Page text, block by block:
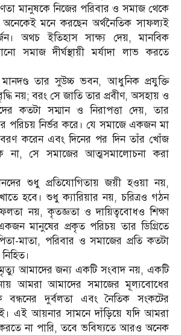
মানুষকে নিজের পরিবার ও সমাজ থেকে
অনেকেই মনে করছেন অর্থনৈতিক সাফল্যই
অথচ ইতিহাস সাক্ষ্য দেয়, মানবিক
সমাজ দীর্ঘস্থায়ী মর্যাদা লাভ করতে
তার সুউচ্চ ভবন, আধুনিক প্রযুক্তি
নয়; বরং সে জাতি তার প্রবীণ, অসহায় ও
কতটা সম্মান ও নিরাপত্তা দেয়, তার
পরিচয় নির্ভর করে। যে সমাজে একজন মা
করেন এবং দিনের পর দিন তাঁর খোঁজ
না, সে সমাজের আত্মসমালোচনা করা
শুধু প্রতিযোগিতায় জয়ী হওয়া নয়,
হবে। শুধু ক্যারিয়ার নয়, চরিত্রও গঠন
নয়, কৃতজ্ঞতা ও দায়িত্ববোধও শিক্ষা
মানুষের প্রকৃত পরিচয় তার ডিগ্রিতে
মাতা, পরিবার ও সমাজের প্রতি কতটা
মৃত্যু আমাদের জন্য একটি সংবাদ নয়, একটি
আমরা আমাদের সমাজের মূল্যবোধের
বন্ধনের দুর্বলতা এবং নৈতিক সংকটের
এই আয়নার সামনে দাঁড়িয়ে যদি আমরা
না পারি, তবে ভবিষ্যতে আরও অনেক